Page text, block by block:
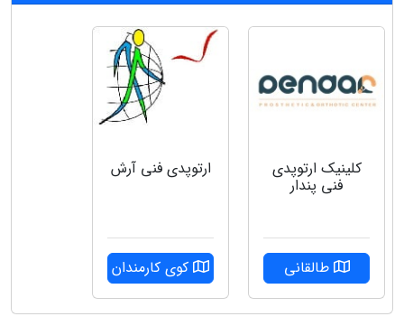
کلینیک ارتوپدی
فنی پندار
طالقانی
ارتوپدی فنی آرش
کوی کارمندان